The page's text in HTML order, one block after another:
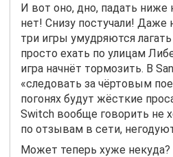
И вот оно, дно, падать ниже
нет! Снизу постучали! Даже
три игры умудряются
просто ехать по улицам
игра начнёт тормозить. В
«следовать за чёртовым
погонях будут жёсткие
Switch вообще говорить не
по отзывам в сети,
Может теперь хуже